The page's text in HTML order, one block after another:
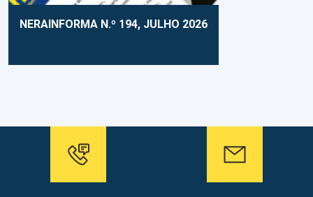
NERAINFORMA N.º 194, JULHO 2026